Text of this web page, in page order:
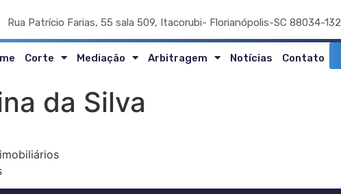
Rua Patrício Farias, 55 sala 509, Itacorubi- Florianópolis-SC 88034-132
Corte Mediação Arbitragem Notícias Contato
da Silva